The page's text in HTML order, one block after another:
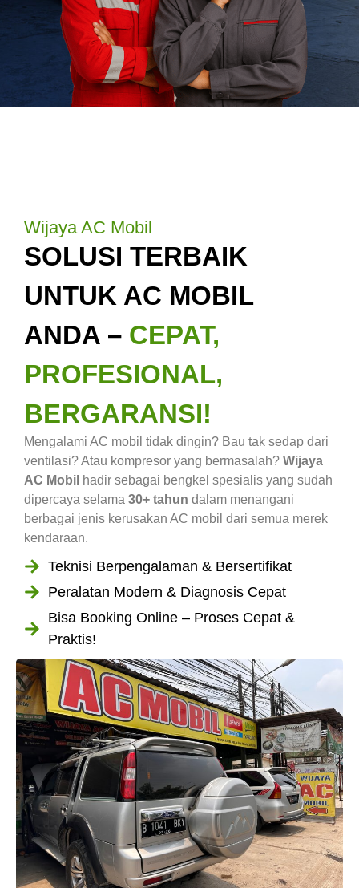
Wijaya AC Mobil
SOLUSI TERBAIK
UNTUK AC MOBIL
ANDA – CEPAT,
PROFESIONAL,
BERGARANSI!
Mengalami AC mobil tidak dingin? Bau tak sedap dari
ventilasi? Atau kompresor yang bermasalah? Wijaya
AC Mobil hadir sebagai bengkel spesialis yang sudah
dipercaya selama 30+ tahun dalam menangani
berbagai jenis kerusakan AC mobil dari semua merek
kendaraan.
Teknisi Berpengalaman & Bersertifikat
Peralatan Modern & Diagnosis Cepat
Bisa Booking Online – Proses Cepat &
Praktis!